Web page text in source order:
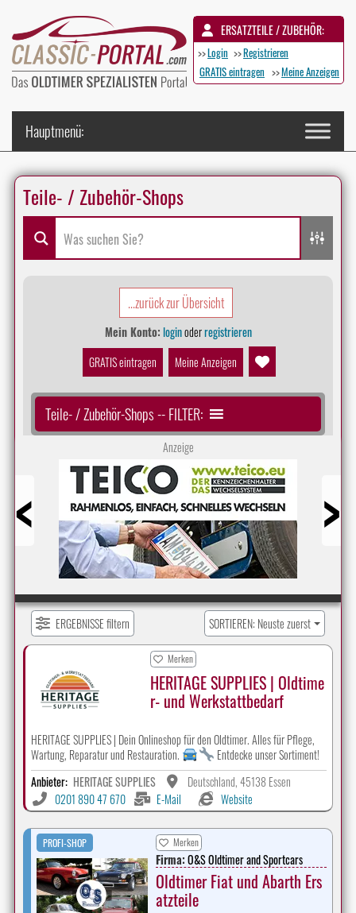
ERSATZTEILE / ZUBEHÖR:
>>Login >>Registrieren
GRATIS eintragen >>Meine Anzeigen
Teile- / Zubehör-Shops
...zurück zur Übersicht
Mein Konto:loginoderregistrieren
GRATIS eintragen
Meine Anzeigen
Teile- / Zubehör-Shops -- FILTER:
Anzeige
ERGEBNISSE filtern SORTIEREN: Neuste zuerst
Merken
HERITAGE SUPPLIES | Oldtime
r- und Werkstattbedarf
HERITAGE SUPPLIES | Dein Onlineshop für den Oldtimer. Alles für Pflege,
Wartung, Reparatur und Restauration.
Entdecke unser Sortiment!
Anbieter: HERITAGE SUPPLIES
Deutschland, 45138 Essen
0201 890 47 670
E-Mail Website
PROFI-SHOP Merken
Firma:O&S Oldtimer and Sportcars
Oldtimer Fiat und Abarth Ers
atzteile